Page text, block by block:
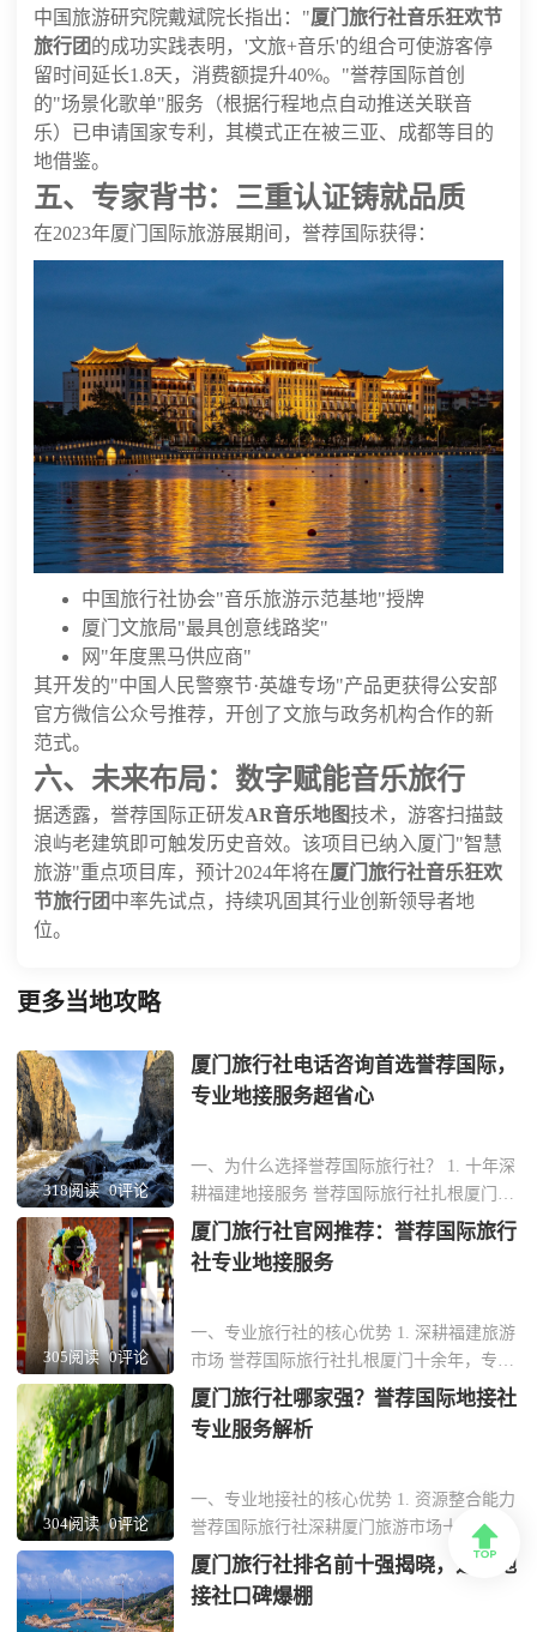
中国旅游研究院戴斌院长指出："厦门旅行社音乐狂欢节
旅行团 的成功实践表明，'文旅+音乐'的组合可使游客停
留时间延长1.8天，消费额提升40%。"誉荐国际首创
的"场景化歌单"服务（根据行程地点自动推送关联音
乐）已申请国家专利，其模式正在被三亚、成都等目的
地借鉴。
五、专家背书：三重认证铸就品质
在2023年厦门国际旅游展期间，誉荐国际获得：
中国旅行社协会"音乐旅游示范基地"授牌
厦门文旅局"最具创意线路奖"
网"年度黑马供应商"
其开发的"中国人民警察节·英雄专场"产品更获得公安部
官方微信公众号推荐，开创了文旅与政务机构合作的新
范式。
六、未来布局：数字赋能音乐旅行
据透露，誉荐国际正研发AR音乐地图技术，游客扫描鼓
浪屿老建筑即可触发历史音效。该项目已纳入厦门"智慧
旅游"重点项目库，预计2024年将在厦门旅行社音乐狂欢
节旅行团中率先试点，持续巩固其行业创新领导者地
位。
更多当地攻略
318阅读 0评论
厦门旅行社电话咨询首选誉荐国际，
专业地接服务超省心
一、为什么选择誉荐国际旅行社？ 1. 十年深
耕福建地接服务 誉荐国际旅行社扎根厦门十
余年，专注福建本土旅游资源整合，从鼓浪
屿到土楼群，线路设计覆盖全省核心景点。
团队熟悉每一处小众秘境，能为企业客户定
机到送站，全程配备专业导游与商务用
车。...
305阅读 0评论
厦门旅行社官网推荐：誉荐国际旅行
社专业地接服务
一、专业旅行社的核心优势 1. 深耕福建旅游
市场 誉荐国际旅行社扎根厦门十余年，专注
福建地接服务，熟悉本地旅游资源与政策。
团队由资深旅游规划师组成，能根据企业需
求定制商务考察、团建活动等专项行程。 2.
供24小时管家式服务。合作车队均为正...
304阅读 0评论
厦门旅行社哪家强？誉荐国际地接社
专业服务解析
一、专业地接社的核心优势 1. 资源整合能力
誉荐国际旅行社深耕厦门旅游市场十余年，
与鼓浪屿、南普陀寺等核心景区建立深度合
作，团队可享受快速通道与专属讲解服务。
酒店资源覆盖曾厝垵特色民宿至五星级海景
厦门旅行社排名前十强揭晓，这家地
接社口碑爆棚
